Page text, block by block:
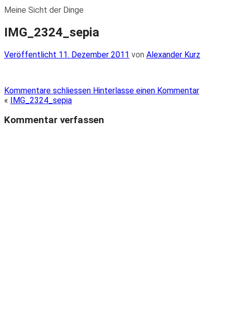
Meine Sicht der Dinge
IMG_2324_sepia
Veröffentlicht
Veröffentlicht 11. Dezember 2011 von Alexander Kurz
Kommentare schliessen Hinterlasse einen Kommentar
« IMG_2324_sepia
Kommentar verfassen